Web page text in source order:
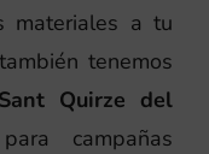
materiales a tu
tenemos
Quirze del
campañas